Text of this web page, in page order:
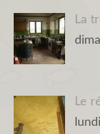
La
Le